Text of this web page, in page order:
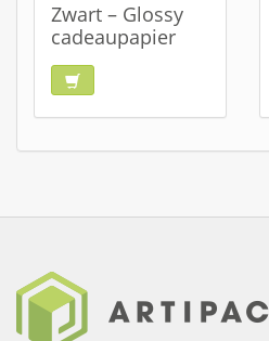
Zwart – Glossy
cadeaupapier